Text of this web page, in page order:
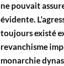
ne pouvait
évidente.
toujours existé
revanchisme
monarchie